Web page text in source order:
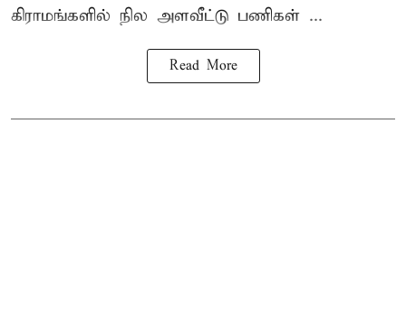
கிராமங்களில் நில அளவீட்டு பணிகள் ...
Read More